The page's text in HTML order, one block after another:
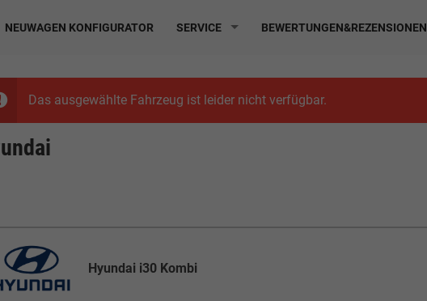
NEUWAGEN KONFIGURATOR SERVICE BEWERTUNGEN&REZENSIONEN
Das ausgewählte Fahrzeug ist leider nicht verfügbar.
Hyundai i30 Kombi